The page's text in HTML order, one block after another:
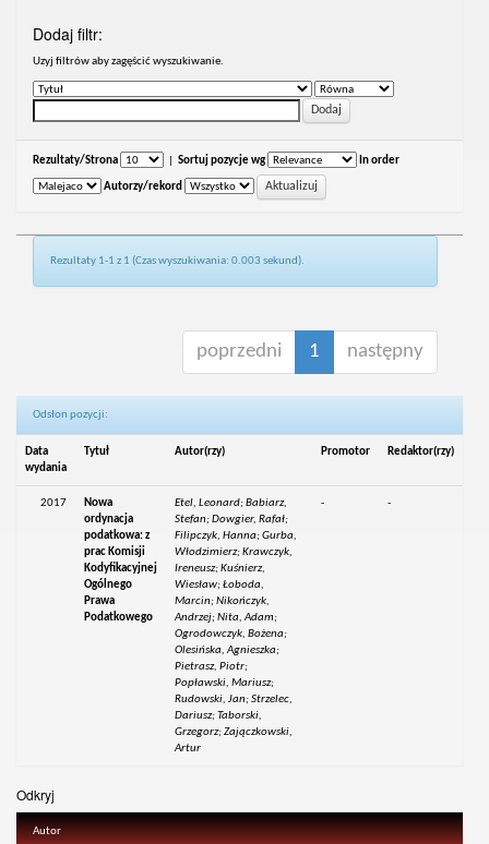
Dodaj filtr:
Uzyj filtrów aby zagęścić wyszukiwanie.
Rezultaty/Strona Sortuj pozycje wg In order
Autorzy/rekord
Rezultaty 1-1 z 1 (Czas wyszukiwania: 0.003 sekund).
poprzedni 1 następny
Odsłon pozycji:
Data
wydania
Tytuł Autor(rzy) Promotor Redaktor(rzy)
2017
Nowa
ordynacja
podatkowa: z
prac Komisji
Kodyfikacyjnej
Ogólnego
Prawa
Podatkowego
Etel, Leonard; Babiarz,
Stefan; Dowgier, Rafał;
Filipczyk, Hanna; Gurba,
Włodzimierz; Krawczyk,
Ireneusz; Kuśnierz,
Wiesław; Łoboda,
Marcin; Nikończyk,
Andrzej; Nita, Adam;
Ogrodowczyk, Bożena;
Olesińska, Agnieszka;
Pietrasz, Piotr;
Popławski, Mariusz;
Rudowski, Jan; Strzelec,
Dariusz; Taborski,
Grzegorz; Zajączkowski,
Artur
- -
Odkryj
Autor